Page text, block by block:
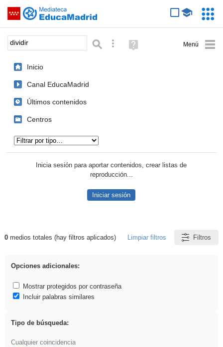
Saltar navegación
Palabra o frase: Búsqueda avanzada
Ayuda
(en
Inicio
Canal EducaMadrid
Últimos contenidos
Centros
Inicia sesión para aportar contenidos, crear listas de
reproducción...
Iniciar sesión
Resultados de: dividir
0medios totales (hay filtros aplicados) Limpiar filtros Filtros
Opciones adicionales:
Mostrar protegidos por contraseña
Incluir palabras similares
Tipo de búsqueda:
Cualquier coincidencia